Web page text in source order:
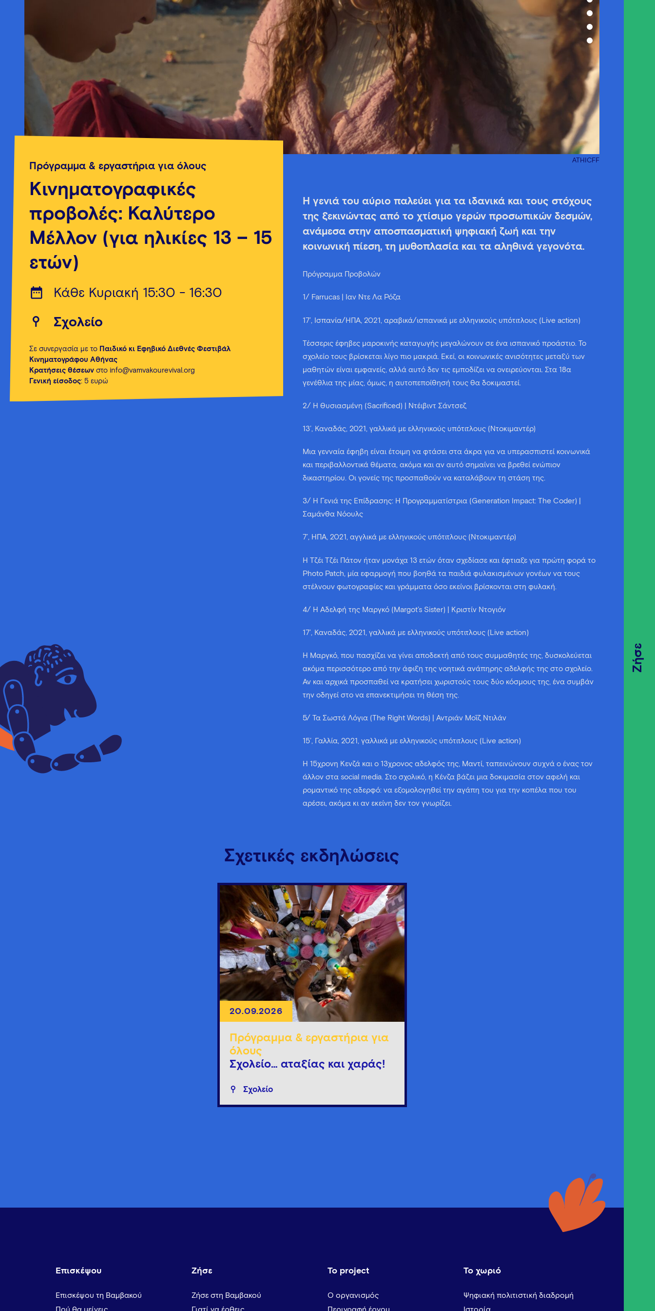
Ζήσε
ATHICFF
Πρόγραμμα & εργαστήρια για όλους
Κινηματογραφικές
προβολές: Καλύτερο
Μέλλον (για ηλικίες 13 – 15
ετών)
Κάθε Κυριακή 15:30 - 16:30
Σχολείο
Σε συνεργασία με το Παιδικό κι Εφηβικό Διεθνές Φεστιβάλ
Κινηματογράφου Αθήνας
Κρατήσεις θέσεων στο info@vamvakourevival.org
Γενική είσοδος: 5 ευρώ
Η γενιά του αύριο παλεύει για τα ιδανικά και τους στόχους
της ξεκινώντας από το χτίσιμο γερών προσωπικών δεσμών,
ανάμεσα στην αποσπασματική ψηφιακή ζωή και την
κοινωνική πίεση, τη μυθοπλασία και τα αληθινά γεγονότα.
Πρόγραμμα Προβολών
1/ Farrucas | Ίαν Ντε Λα Ρόζα
17’, Ισπανία/ΗΠΑ, 2021, αραβικά/ισπανικά με ελληνικούς υπότιτλους (Live action)
Τέσσερις έφηβες μαροκινής καταγωγής μεγαλώνουν σε ένα ισπανικό προάστιο. Το
σχολείο τους βρίσκεται λίγο πιο μακριά. Εκεί, οι κοινωνικές ανισότητες μεταξύ των
μαθητών είναι εμφανείς, αλλά αυτό δεν τις εμποδίζει να ονειρεύονται. Στα 18α
γενέθλια της μίας, όμως, η αυτοπεποίθησή τους θα δοκιμαστεί.
2/ Η Θυσιασμένη (Sacrificed) | Ντέιβιντ Σάντσεζ
13’, Καναδάς, 2021, γαλλικά με ελληνικούς υπότιτλους (Ντοκιμαντέρ)
Μια γενναία έφηβη είναι έτοιμη να φτάσει στα άκρα για να υπερασπιστεί κοινωνικά
και περιβαλλοντικά θέματα, ακόμα και αν αυτό σημαίνει να βρεθεί ενώπιον
δικαστηρίου. Οι γονείς της προσπαθούν να καταλάβουν τη στάση της.
3/ Η Γενιά της Επίδρασης: Η Προγραμματίστρια (Generation Impact: The Coder) |
Σαμάνθα Νόουλς
7’, ΗΠΑ, 2021, αγγλικά με ελληνικούς υπότιτλους (Ντοκιμαντέρ)
Η Τζέι Τζέι Πάτον ήταν μονάχα 13 ετών όταν σχεδίασε και έφτιαξε για πρώτη φορά το
Photo Patch, μία εφαρμογή που βοηθά τα παιδιά φυλακισμένων γονέων να τους
στέλνουν φωτογραφίες και γράμματα όσο εκείνοι βρίσκονται στη φυλακή.
4/ Η Αδελφή της Μαργκό (Margot’s Sister) | Κριστίν Ντογιόν
17’, Καναδάς, 2021, γαλλικά με ελληνικούς υπότιτλους (Live action)
Η Μαργκό, που πασχίζει να γίνει αποδεκτή από τους συμμαθητές της, δυσκολεύεται
ακόμα περισσότερο από την άφιξη της νοητικά ανάπηρης αδελφής της στο σχολείο.
Αν και αρχικά προσπαθεί να κρατήσει χωριστούς τους δύο κόσμους της, ένα συμβάν
την οδηγεί στο να επανεκτιμήσει τη θέση της.
5/ Τα Σωστά Λόγια (The Right Words) | Αντριάν Μοΐζ Ντιλάν
15’, Γαλλία, 2021, γαλλικά με ελληνικούς υπότιτλους (Live action)
Η 15χρονη Κενζά και ο 13χρονος αδελφός της, Μαντί, ταπεινώνουν συχνά ο ένας τον
άλλον στα social media. Στο σχολικό, η Κένζα βάζει μια δοκιμασία στον αφελή και
ρομαντικό της αδερφό: να εξομολογηθεί την αγάπη του για την κοπέλα που του
αρέσει, ακόμα κι αν εκείνη δεν τον γνωρίζει.
Σχετικές εκδηλώσεις
20.09.2026
Πρόγραμμα & εργαστήρια για
όλους
Σχολείο… αταξίας και χαράς!
Σχολείο
Επισκέψου
Επισκέψου τη Βαμβακού
Ζήσε
Ζήσε στη Βαμβακού
Το project
Ο οργανισμός
Το χωριό
Ψηφιακή πολιτιστική διαδρομή